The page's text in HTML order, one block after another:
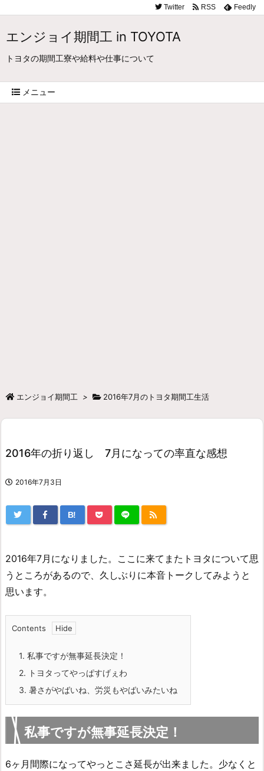
エンジョイ期間工 in TOYOTA
トヨタの期間工寮や給料や仕事について
メニュー
Twitter RSS Feedly
エンジョイ期間工 > 2016年7月のトヨタ期間工生活
2016年の折り返し 7月になっての率直な感想
2016年7月3日
B!
2016年7月になりました。ここに来てまたトヨタについて思
うところがあるので、久しぶりに本音トークしてみようと
思います。
Contents
1. 私事ですが無事延長決定！
2. トヨタってやっぱすげぇわ
3. 暑さがやばいね、労災もやばいみたいね
私事ですが無事延長決定！
6ヶ月間際になってやっとこさ延長が出来ました。少なくと